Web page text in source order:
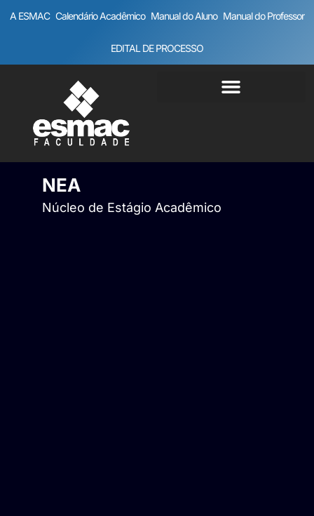
A ESMAC Calendário Acadêmico Manual do Aluno Manual do Professor
EDITAL DE PROCESSO
NEA
Núcleo de Estágio Acadêmico